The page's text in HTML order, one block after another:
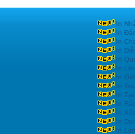
In
In
In
In
In
In
In
In
In
In
In
In
In